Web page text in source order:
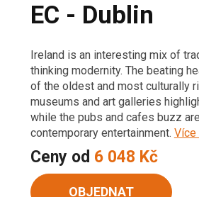
EC - Dublin
Ireland is an interesting mix of
thinking modernity. The beating
of the oldest and most culturally
museums and art galleries
while the pubs and cafes buzz
contemporary entertainment. Více
Ceny od 6 048 Kč
OBJEDNAT